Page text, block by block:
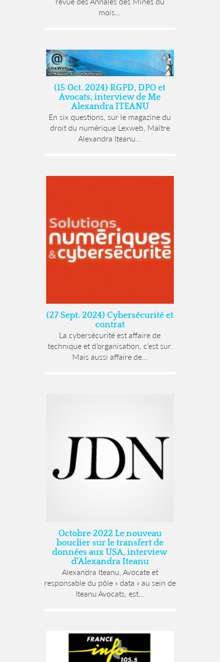
mois...
(15 Oct. 2024) RGPD, DPO et
Avocats, interview de Me
Alexandra ITEANU
En six questions, sur le magazine du
droit du numérique Lexweb, Maître
Alexandra Iteanu...
(27 Sept. 2024) Cybersécurité et
contrat
La cybersécurité est affaire de
technique et d’organisation, c’est sur.
Mais aussi affaire de...
Octobre 2022 Le nouveau
bouclier sur le transfert de
données aux USA, interview
d’Alexandra Iteanu
Alexandra Iteanu, Avocate et
responsable du pôle « data » au sein de
Iteanu Avocats, est...